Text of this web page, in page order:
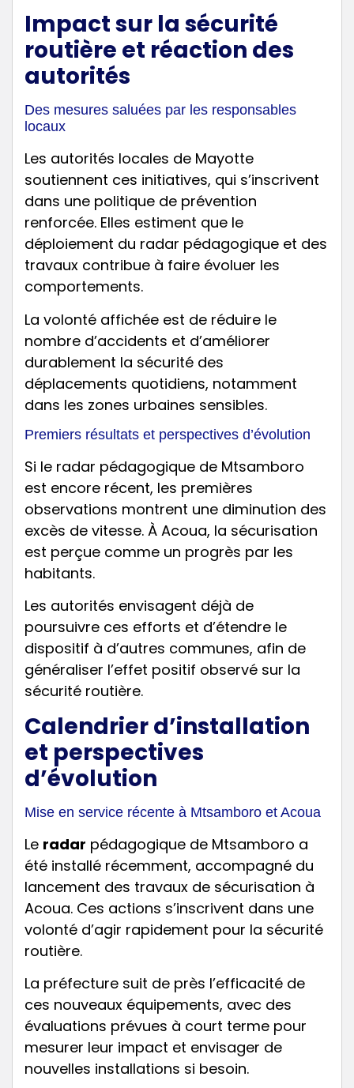
Impact sur la sécurité
routière et réaction des
autorités
Des mesures saluées par les responsables
locaux
Les autorités locales de Mayotte
soutiennent ces initiatives, qui s’inscrivent
dans une politique de prévention
renforcée. Elles estiment que le
déploiement du radar pédagogique et des
travaux contribue à faire évoluer les
comportements.
La volonté affichée est de réduire le
nombre d’accidents et d’améliorer
durablement la sécurité des
déplacements quotidiens, notamment
dans les zones urbaines sensibles.
Premiers résultats et perspectives d’évolution
Si le radar pédagogique de Mtsamboro
est encore récent, les premières
observations montrent une diminution des
excès de vitesse. À Acoua, la sécurisation
est perçue comme un progrès par les
habitants.
Les autorités envisagent déjà de
poursuivre ces efforts et d’étendre le
dispositif à d’autres communes, afin de
généraliser l’effet positif observé sur la
sécurité routière.
Calendrier d’installation
et perspectives
d’évolution
Mise en service récente à Mtsamboro et Acoua
Le radar pédagogique de Mtsamboro a
été installé récemment, accompagné du
lancement des travaux de sécurisation à
Acoua. Ces actions s’inscrivent dans une
volonté d’agir rapidement pour la sécurité
routière.
La préfecture suit de près l’efficacité de
ces nouveaux équipements, avec des
évaluations prévues à court terme pour
mesurer leur impact et envisager de
nouvelles installations si besoin.